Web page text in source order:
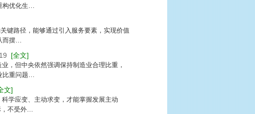
构优化生…
键路径，能够通过引入服务要素，实现价值
而摆…
[全文]
，但中央依然强调保持制造业合理比重，
比重问题…
文]
学应变、主动求变，才能掌握发展主动
，不受外…